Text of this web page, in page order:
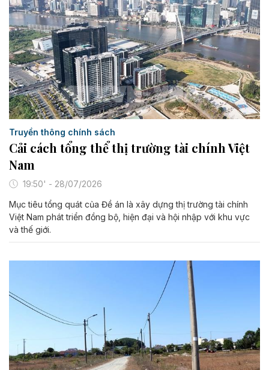
Truyền thông chính sách
Cải cách tổng thể thị trường tài chính Việt
Nam
19:50' - 28/07/2026
Mục tiêu tổng quát của Đề án là xây dựng thị trường tài chính
Việt Nam phát triển đồng bộ, hiện đại và hội nhập với khu vực
và thế giới.